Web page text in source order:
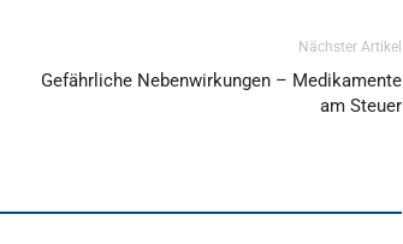
Nächster Artikel
Gefährliche Nebenwirkungen – Medikamente
am Steuer